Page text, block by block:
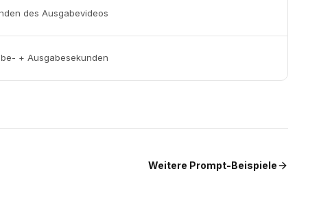
des Ausgabevideos
+ Ausgabesekunden
Weitere Prompt-Beispiele